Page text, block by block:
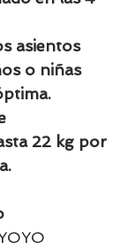
asientos
o niñas
22 kg por